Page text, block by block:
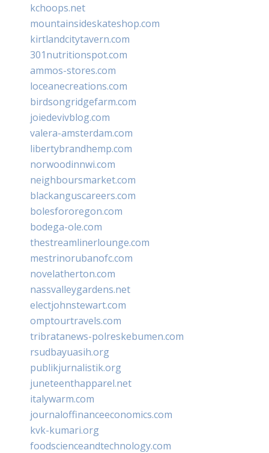
kchoops.net
mountainsideskateshop.com
kirtlandcitytavern.com
301nutritionspot.com
ammos-stores.com
loceanecreations.com
birdsongridgefarm.com
joiedevivblog.com
valera-amsterdam.com
libertybrandhemp.com
norwoodinnwi.com
neighboursmarket.com
blackanguscareers.com
bolesfororegon.com
bodega-ole.com
thestreamlinerlounge.com
mestrinorubanofc.com
novelatherton.com
nassvalleygardens.net
electjohnstewart.com
omptourtravels.com
tribratanews-polreskebumen.com
rsudbayuasih.org
publikjurnalistik.org
juneteenthapparel.net
italywarm.com
journaloffinanceeconomics.com
kvk-kumari.org
foodscienceandtechnology.com